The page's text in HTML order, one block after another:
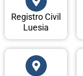
Registro Civil
Luesia